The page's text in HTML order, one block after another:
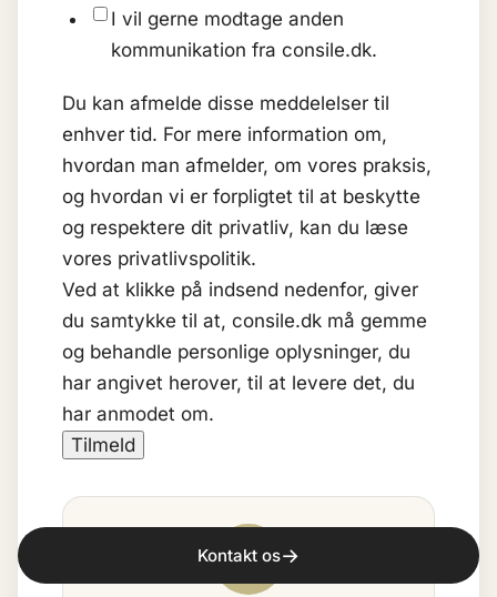
I vil gerne modtage anden
kommunikation fra consile.dk.
Du kan afmelde disse meddelelser til
enhver tid. For mere information om,
hvordan man afmelder, om vores praksis,
og hvordan vi er forpligtet til at beskytte
og respektere dit privatliv, kan du læse
vores privatlivspolitik.
Ved at klikke på indsend nedenfor, giver
du samtykke til at, consile.dk må gemme
og behandle personlige oplysninger, du
har angivet herover, til at levere det, du
har anmodet om.
MA
Kontakt os→